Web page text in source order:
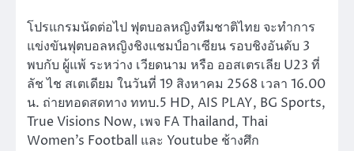
โปรแกรมนัดต่อไป ฟุตบอลหญิงทีมชาติไทย จะทำการ
แข่งขันฟุตบอลหญิงชิงแชมป์อาเซียน รอบชิงอันดับ 3
พบกับ ผู้แพ้ ระหว่าง เวียดนาม หรือ ออสเตรเลีย U23 ที่
ลัช ไช สเตเดียม ในวันที่ 19 สิงหาคม 2568 เวลา 16.00
น. ถ่ายทอดสดทาง ททบ.5 HD, AIS PLAY, BG Sports,
True Visions Now, เพจ FA Thailand, Thai
Women’s Football และ Youtube ช้างศึก